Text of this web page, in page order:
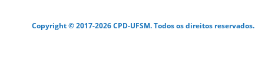
Copyright © 2017-2026 CPD-UFSM. Todos os direitos reservados.